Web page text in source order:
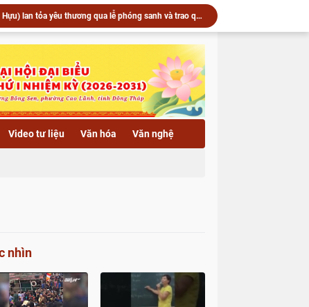
▶️ Chùa Khánh Linh (xã Phú Hựu) lan tỏa yêu thương qua lễ phóng sanh và trao quà hỗ trợ bà con có hoàn cảnh khó khăn
Trang nghiêm khai mạc kỳ thi học kỳ II năm thứ hai Khóa X Trường Trung cấp Phật học Đồng Tháp
lan tỏa yêu thương qua lễ phóng sanh và trao quà
Quán Thế Âm Bồ Tát tại Trường hạ chùa Hải Huệ
Trường hạ chùa Hải Huệ trang nghiêm tổ chức lễ thắp nến hoa đăng kính mừng Khánh vía Bồ Tát Quán Thế Âm Thành Đạo
an vị tôn tượng Phật Bổn Sư, khai Đại hồng chung
▶️ Xã Lai Vung: Chùa Hội Phước trang nghiêm Lễ an vị tôn tượng Phật Bổn Sư và khai Đại hồng chung
▶️ Ban Trị sự GHPGVN tỉnh đón tiếp lãnh đạo Sở Nội vụ thăm Văn phòng 2 – chùa Hòa Long
Video tư liệu Văn hóa Văn nghệ
nhìn